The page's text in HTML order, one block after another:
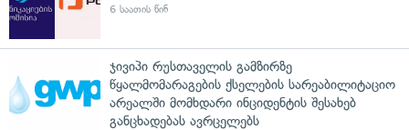
6 საათის წინ
ჯივიპი რუსთაველის გამზირზე
წყალმომარაგების ქსელების სარეაბილიტაციო
არეალში მომხდარი ინციდენტის შესახებ
განცხადებას ავრცელებს